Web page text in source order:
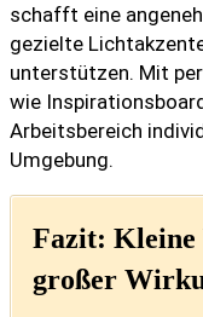
schafft eine
gezielte
unterstützen. Mit
wie
Arbeitsbereich
Umgebung.
Fazit: Kleine
großer